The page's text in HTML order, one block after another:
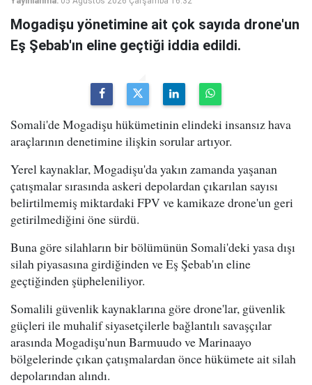
Mogadişu yönetimine ait çok sayıda drone'un
Eş Şebab'ın eline geçtiği iddia edildi.
Somali'de Mogadişu hükümetinin elindeki insansız hava
araçlarının denetimine ilişkin sorular artıyor.
Yerel kaynaklar, Mogadişu'da yakın zamanda yaşanan
çatışmalar sırasında askeri depolardan çıkarılan sayısı
belirtilmemiş miktardaki FPV ve kamikaze drone'un geri
getirilmediğini öne sürdü.
Buna göre silahların bir bölümünün Somali'deki yasa dışı
silah piyasasına girdiğinden ve Eş Şebab'ın eline
geçtiğinden şüpheleniliyor.
Somalili güvenlik kaynaklarına göre drone'lar, güvenlik
güçleri ile muhalif siyasetçilerle bağlantılı savaşçılar
arasında Mogadişu'nun Barmuudo ve Marinaayo
bölgelerinde çıkan çatışmalardan önce hükümete ait silah
depolarından alındı.